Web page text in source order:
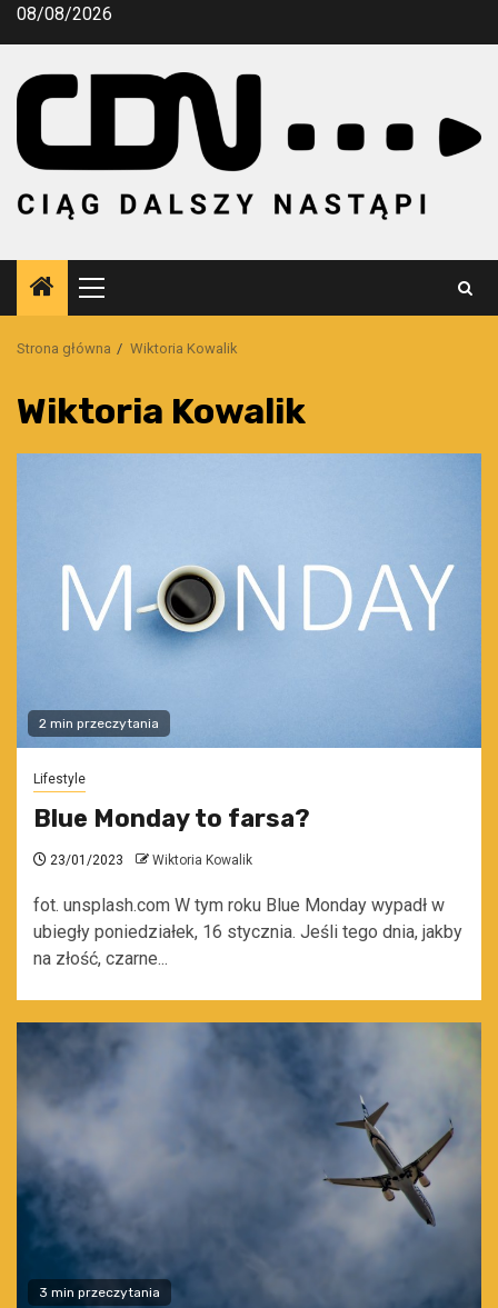
Przejdź
08/08/2026
Menu
główne
Strona główna Wiktoria Kowalik
Wiktoria Kowalik
2 min przeczytania
Lifestyle
Blue Monday to farsa?
23/01/2023 Wiktoria Kowalik
fot. unsplash.com W tym roku Blue Monday wypadł w
ubiegły poniedziałek, 16 stycznia. Jeśli tego dnia, jakby
na złość, czarne...
3 min przeczytania